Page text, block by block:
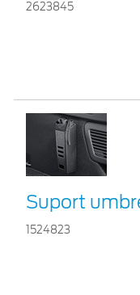
2623845
Suport
1524823